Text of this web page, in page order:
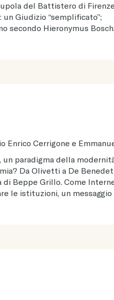
del Battistero di
un Giudizio “semplificato”;
secondo Hieronymus Bosch.
Enrico Cerrigone e
paradigma della
Da Olivetti a De
Beppe Grillo. Come
le istituzioni, un messaggio